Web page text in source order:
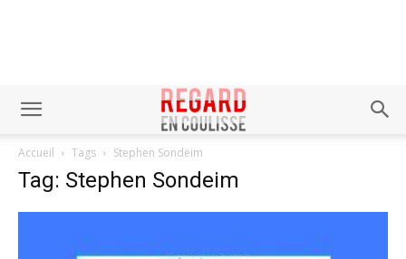
Accueil Tags Stephen Sondeim
Tag: Stephen Sondeim